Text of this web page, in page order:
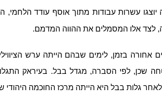
עשרות עבודות מתוך אוסף עודד הלחמי,
לצד אלו המסמלים את ההווה המדמם.
אחורה בזמן, לימים שבהם הייתה ערש
שכן, לפי הסברה, מגדל בבל. בעיראק
גלות בבל היא הייתה מרכז החוכמה היהודי